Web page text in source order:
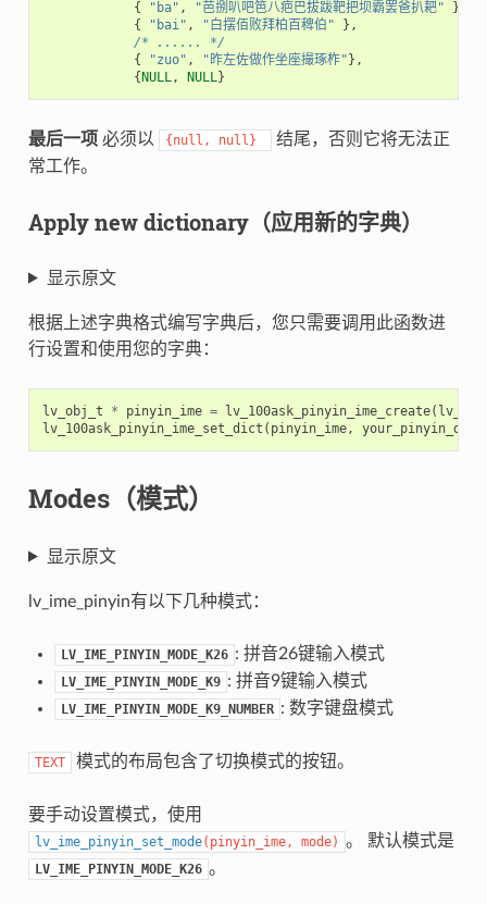
{
"ba" , "芭捌叭吧笆八疤巴拔跋靶把坝霸罢爸扒耙"
},
{
"bai" , "白摆佰败拜柏百稗伯"
},
/* ...... */
{
"zuo" , "昨左佐做作坐座撮琢柞"},
{NULL, NULL}
最后一项 必须以 {null, null}
结尾，否则它将无法正
常工作。
Apply new dictionary（应用新的字典）
显示原文
根据上述字典格式编写字典后，您只需要调用此函数进
行设置和使用您的字典：
lv_obj_t * pinyin_ime = lv_100ask_pinyin_ime_create(
lv_100ask_pinyin_ime_set_dict ( pinyin_ime, your_pinyin_dict
Modes（模式）
显示原文
lv_ime_pinyin有以下几种模式：
LV_IME_PINYIN_MODE_K26 : 拼音26键输入模式
LV_IME_PINYIN_MODE_K9 : 拼音9键输入模式
LV_IME_PINYIN_MODE_K9_NUMBER : 数字键盘模式
TEXT 模式的布局包含了切换模式的按钮。
要手动设置模式，使用
lv_ime_pinyin_set_mode( pinyin_ime, mode) 。 默认模式是
LV_IME_PINYIN_MODE_K26 。